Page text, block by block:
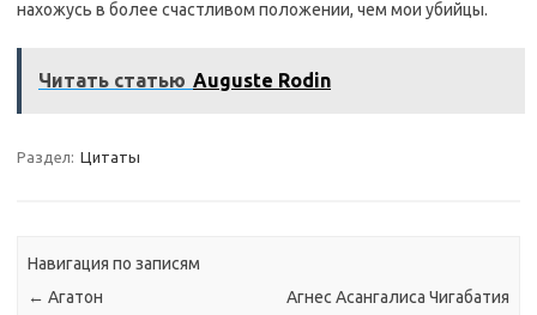
нахожусь в более счастливом положении, чем мои убийцы.
Читать статью Auguste Rodin
Раздел: Цитаты
Навигация по записям
← Агатон
Агнес Асангалиса Чигабатия